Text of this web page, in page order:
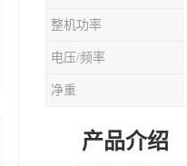
整机功率
电压/频率
净重
产品介绍